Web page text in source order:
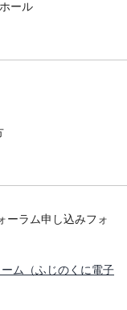
ール
ーラム申し込みフォ
ム（ふじのくに電子